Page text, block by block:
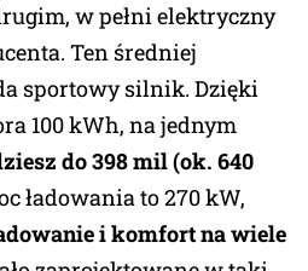
w pełni elektryczny
Ten średniej
sportowy silnik. Dzięki
100 kWh, na jednym
do 398 mil (ok. 640
ładowania to 270 kW,
i komfort na wiele